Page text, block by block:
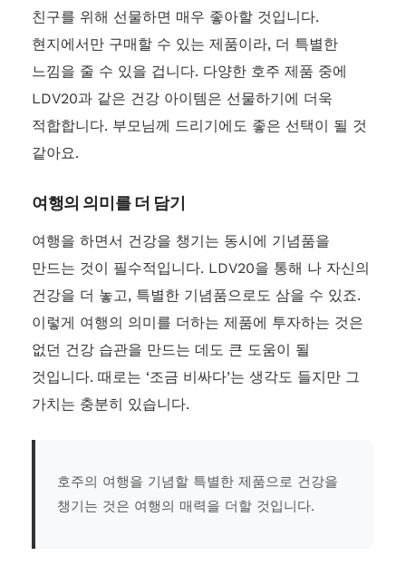
친구를 위해 선물하면 매우 좋아할 것입니다.
현지에서만 구매할 수 있는 제품이라, 더 특별한
느낌을 줄 수 있을 겁니다. 다양한 호주 제품 중에
LDV20과 같은 건강 아이템은 선물하기에 더욱
적합합니다. 부모님께 드리기에도 좋은 선택이 될 것
같아요.
여행의 의미를 더 담기
여행을 하면서 건강을 챙기는 동시에 기념품을
만드는 것이 필수적입니다. LDV20을 통해 나 자신의
건강을 더 놓고, 특별한 기념품으로도 삼을 수 있죠.
이렇게 여행의 의미를 더하는 제품에 투자하는 것은
없던 건강 습관을 만드는 데도 큰 도움이 될
것입니다. 때로는 ‘조금 비싸다’는 생각도 들지만 그
가치는 충분히 있습니다.
호주의 여행을 기념할 특별한 제품으로 건강을
챙기는 것은 여행의 매력을 더할 것입니다.